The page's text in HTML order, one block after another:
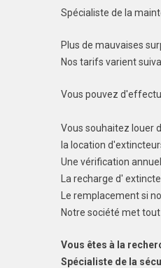
Spécialiste de la
Plus de mauvaises
Nos tarifs varient
Vous pouvez
Vous souhaitez louer
la location
Une vérification annuel
La recharge d'
Le remplacement si
Notre société met
Vous êtes à la
Spécialiste de la